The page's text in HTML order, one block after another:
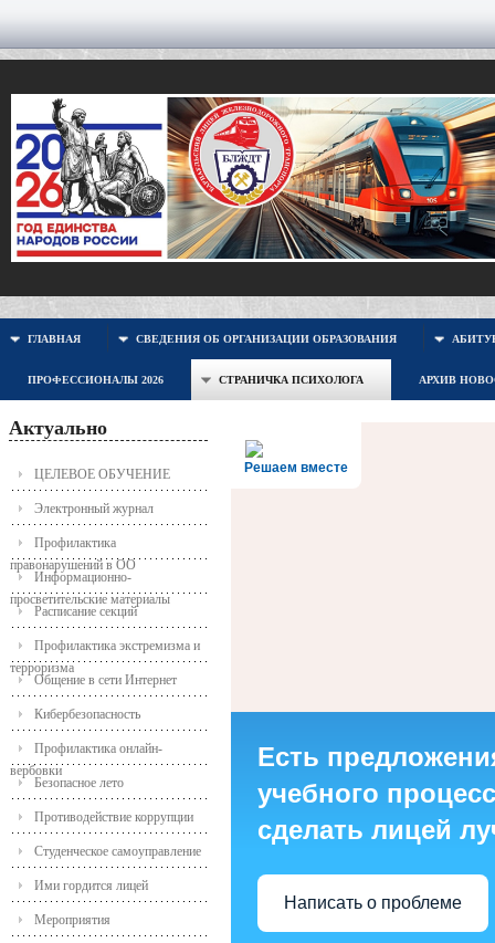
ГЛАВНАЯ СВЕДЕНИЯ ОБ ОРГАНИЗАЦИИ ОБРАЗОВАНИЯ
ПРОФЕССИОНАЛЫ 2026 СТРАНИЧКА ПСИХОЛОГА АРХИВ
Актуально
ЦЕЛЕВОЕ ОБУЧЕНИЕ
Электронный журнал
Профилактика
правонарушений в ОО
Информационно-
просветительские материалы
Расписание секций
Профилактика экстремизма и
терроризма
Общение в сети Интернет
Кибербезопасность
Профилактика онлайн-
вербовки
Безопасное лето
Противодействие коррупции
Студенческое самоуправление
Ими гордится лицей
Мероприятия
Решаем вместе
Есть
учебного
сделать лицей
Написать о проблеме